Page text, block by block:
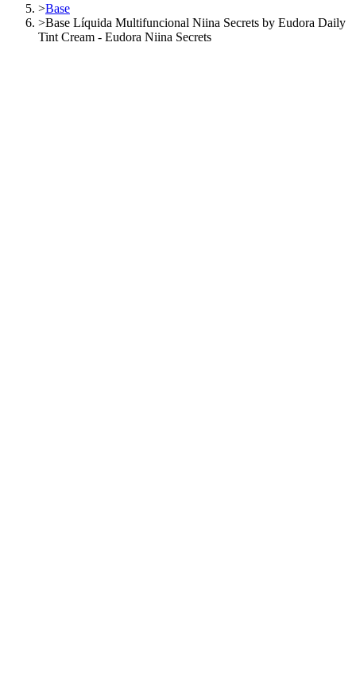
>Base
>Base Líquida Multifuncional Niina Secrets by Eudora Daily
Tint Cream - Eudora Niina Secrets